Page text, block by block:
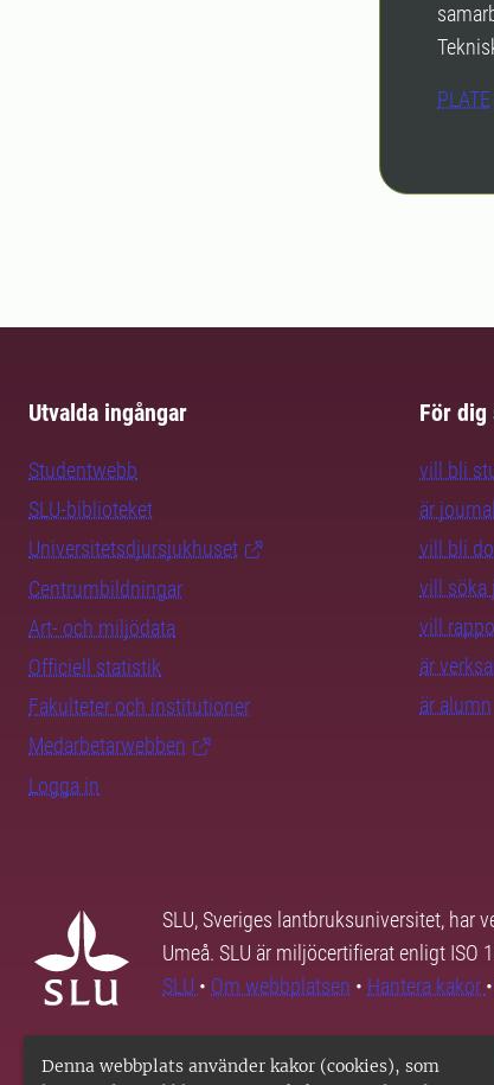
Denna webbplats använder kakor (cookies), som
PLATE
Utvalda ingångar
Studentwebb
SLU-biblioteket
Universitetsdjursjukhuset
Centrumbildningar
Art- och miljödata
Officiell statistik
Fakulteter och institutioner
Medarbetarwebben
Logga in
För dig
vill bli
är
vill bli
vill söka
vill
är
är alumn
SLU, Sveriges lantbruksuniversitet, har
Umeå. SLU är miljöcertifierat enligt ISO
SLU • Om webbplatsen • Hantera kakor •